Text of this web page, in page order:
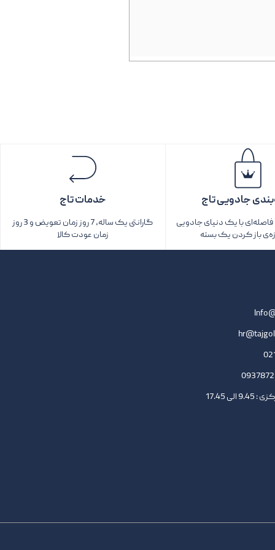
جادویی تاج
با یک دنیای جادویی
باز کردن یک بسته‌
خدمات تاج
گارانتی یک ساله، 7 روز زمان تعویض و 3 روز
زمان عودت کالا
17.45